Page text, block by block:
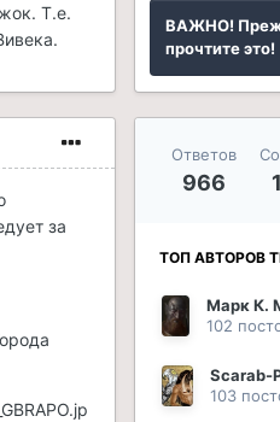
Т.е.
за
ВАЖНО!
прочтите это!
Ответов
966
ТОП АВТОРОВ
102
103